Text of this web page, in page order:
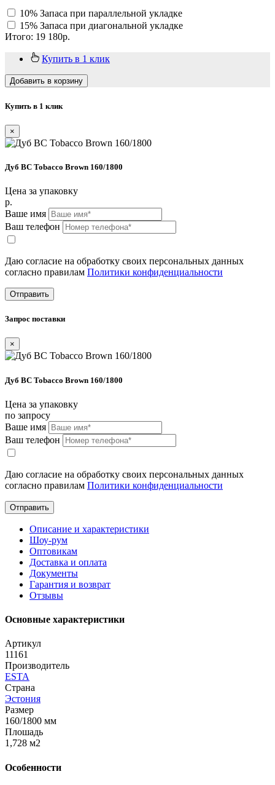
10% Запаса при параллельной укладке
15% Запаса при диагональной укладке
Итого: 19 180р.
Купить в 1 клик
Добавить в корзину
Купить в 1 клик
×
Дуб BC Tobacco Brown 160/1800
Цена за упаковку
р.
Ваше имя
Ваш телефон
Даю согласие на обработку своих персональных данных
согласно правилам Политики конфиденциальности
Отправить
Запрос поставки
×
Дуб BC Tobacco Brown 160/1800
Цена за упаковку
по запросу
Ваше имя
Ваш телефон
Даю согласие на обработку своих персональных данных
согласно правилам Политики конфиденциальности
Отправить
Описание и характеристики
Шоу-рум
Оптовикам
Доставка и оплата
Документы
Гарантия и возврат
Отзывы
Основные характеристики
Артикул
11161
Производитель
ESTA
Страна
Эстония
Размер
160/1800 мм
Плошадь
1,728 м2
Особенности